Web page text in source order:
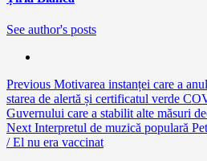
See author's posts
Continue
Reading
Previous Motivarea instanței care a
starea de alertă și certificatul verde
Guvernului care a stabilit alte măsuri
Next Interpretul de muzică populară
/ El nu era vaccinat